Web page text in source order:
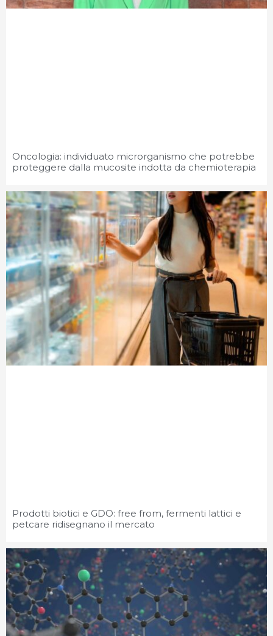
Oncologia: individuato microrganismo che potrebbe
proteggere dalla mucosite indotta da chemioterapia
Prodotti biotici e GDO: free from, fermenti lattici e
petcare ridisegnano il mercato